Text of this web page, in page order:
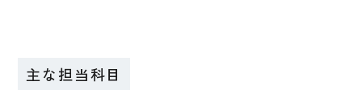
主な担当科目